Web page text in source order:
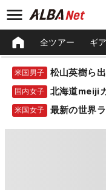
全ツアー ギア
米国男子
国内女子 北海道meiji
米国女子 最新の世界